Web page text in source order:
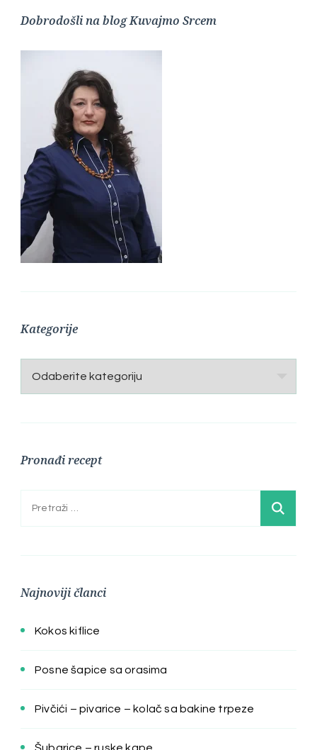
Dobrodošli na blog Kuvajmo Srcem
Kategorije
Kategorije
Pronađi recept
Pretraga:
Najnoviji članci
Kokos kiflice
Posne šapice sa orasima
Pivčići – pivarice – kolač sa bakine trpeze